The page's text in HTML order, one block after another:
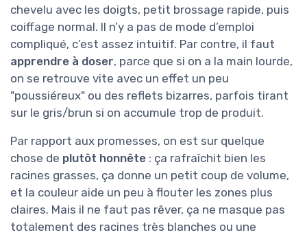
chevelu avec les doigts, petit brossage rapide, puis
coiffage normal. Il n’y a pas de mode d’emploi
compliqué, c’est assez intuitif. Par contre, il faut
apprendre à doser, parce que si on a la main lourde,
on se retrouve vite avec un effet un peu
"poussiéreux" ou des reflets bizarres, parfois tirant
sur le gris/brun si on accumule trop de produit.
Par rapport aux promesses, on est sur quelque
chose de plutôt honnête : ça rafraîchit bien les
racines grasses, ça donne un petit coup de volume,
et la couleur aide un peu à flouter les zones plus
claires. Mais il ne faut pas rêver, ça ne masque pas
totalement des racines très blanches ou une